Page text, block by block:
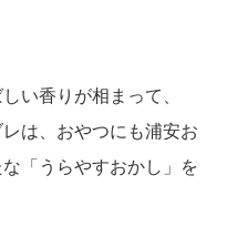
い香りが相まって、
は、おやつにも浦安お
「うらやすおかし」を